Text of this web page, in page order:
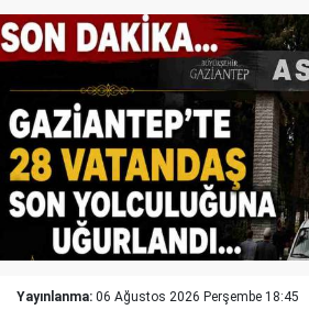
Yayınlanma: 06 Ağustos 2026 Perşembe 18:45